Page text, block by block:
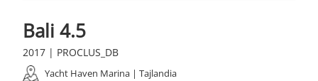
Bali 4.5
2017 | PROCLUS_DB
Yacht Haven Marina | Tajlandia